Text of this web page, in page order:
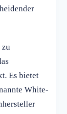
Es bietet
White-